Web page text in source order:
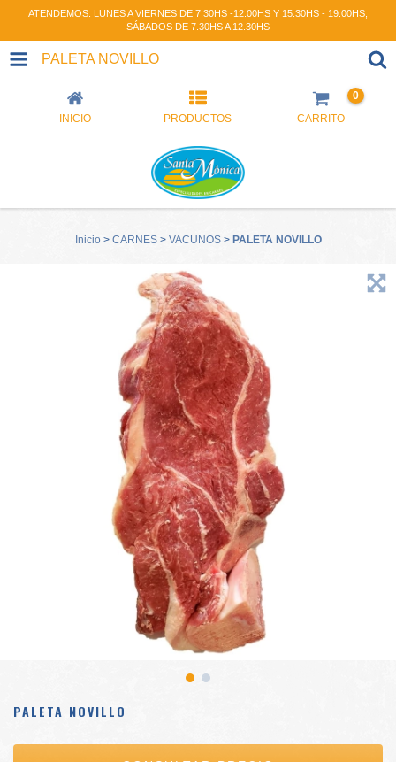
ATENDEMOS: LUNES A VIERNES DE 7.30HS -12.00HS Y 15.30HS - 19.00HS,
SÁBADOS DE 7.30HS A 12.30HS
PALETA NOVILLO
INICIO PRODUCTOS CARRITO
0
Inicio > CARNES > VACUNOS > PALETA NOVILLO
PALETA NOVILLO